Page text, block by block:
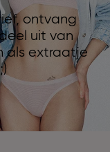
ontvang
uit van
als extraatje